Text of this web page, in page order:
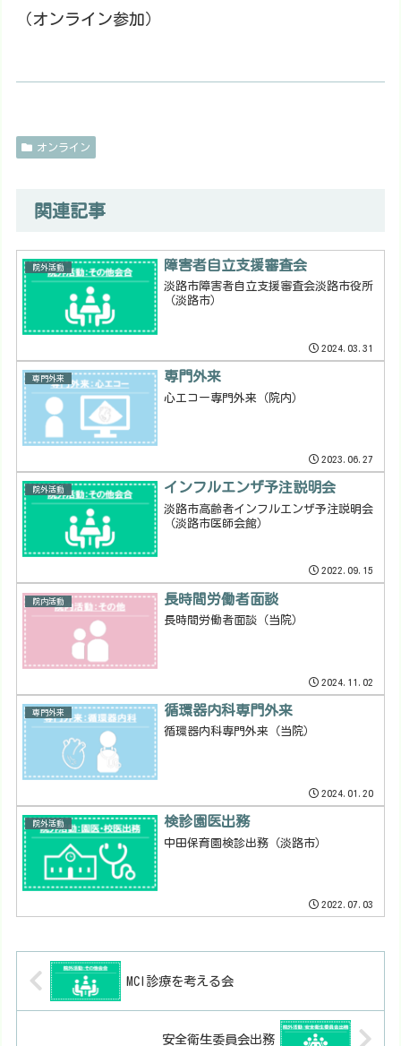
（オンライン参加）
オンライン
関連記事
院外活動 障害者自立支援審査会
淡路市障害者自立支援審査会淡路市役所
（淡路市）
2024.03.31
専門外来 専門外来
心エコー専門外来（院内）
2023.06.27
院外活動 インフルエンザ予注説明会
淡路市高齢者インフルエンザ予注説明会
（淡路市医師会館）
2022.09.15
院内活動 長時間労働者面談
長時間労働者面談（当院）
2024.11.02
専門外来 循環器内科専門外来
循環器内科専門外来（当院）
2024.01.20
院外活動 検診園医出務
中田保育園検診出務（淡路市）
2022.07.03
MCI診療を考える会
安全衛生委員会出務